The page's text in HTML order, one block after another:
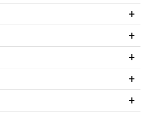
+
+
+
+
+